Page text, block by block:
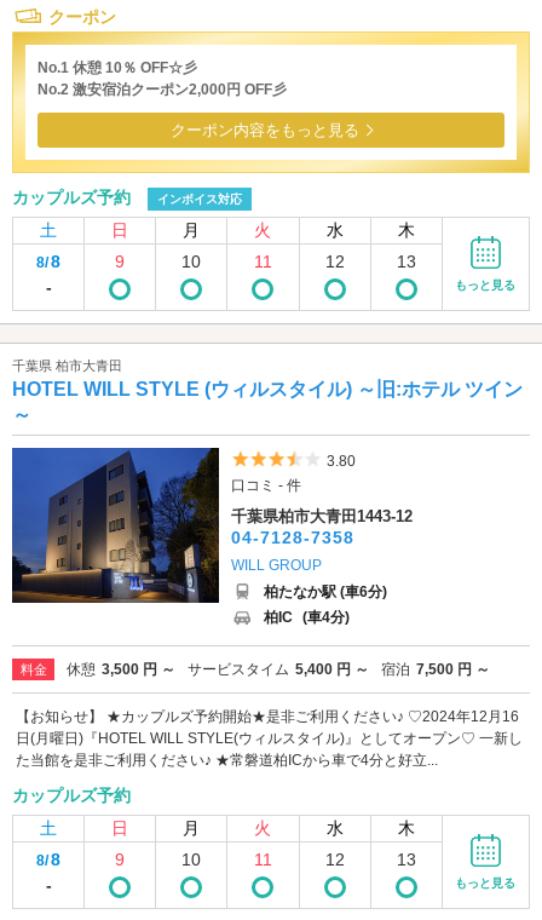
クーポン
No.1 休憩 10％ OFF☆彡
No.2 激安宿泊クーポン2,000円 OFF彡
クーポン内容をもっと見る
カップルズ予約 インボイス対応
土 日 月 火 水 木
8/8
-
9 10 11 12 13
もっと見る
千葉県 柏市大青田
HOTEL WILL STYLE (ウィルスタイル) ～旧:ホテル ツイン
～
5つ星のうち3.5
3.80
口コミ - 件
千葉県柏市大青田1443-12
04-7128-7358
WILL GROUP
柏たなか駅 (車6分)
柏IC (車4分)
料金 休憩 3,500 円 ～ サービスタイム 5,400 円 ～ 宿泊 7,500 円 ～
【お知らせ】 ★カップルズ予約開始★是非ご利用ください♪ ♡2024年12月16
日(月曜日)『HOTEL WILL STYLE(ウィルスタイル)』としてオープン♡ 一新し
た当館を是非ご利用ください♪ ★常磐道柏ICから車で4分と好立...
カップルズ予約
土
日 月 火 水 木
8/8
-
9 10 11 12 13
もっと見る